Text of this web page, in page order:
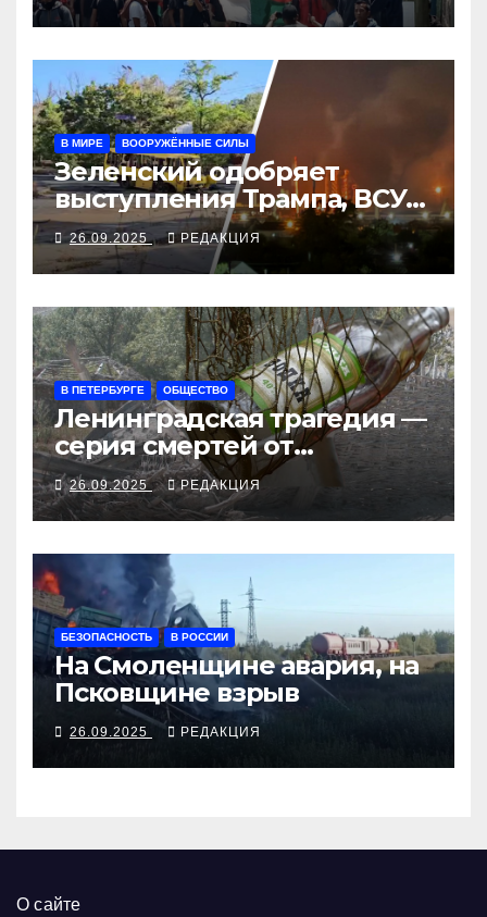
В МИРЕ ВООРУЖЁННЫЕ СИЛЫ
Зеленский одобряет
выступления Трампа, ВСУ
закрыли Добропольский
рубеж
26.09.2025 РЕДАКЦИЯ
В ПЕТЕРБУРГЕ ОБЩЕСТВО
Ленинградская трагедия —
серия смертей от
алкосуррогата
26.09.2025 РЕДАКЦИЯ
БЕЗОПАСНОСТЬ В РОССИИ
На Смоленщине авария, на
Псковщине взрыв
26.09.2025 РЕДАКЦИЯ
О сайте